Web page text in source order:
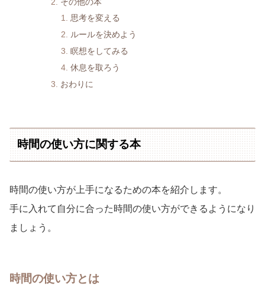
思考を変える
ルールを決めよう
瞑想をしてみる
休息を取ろう
おわりに
時間の使い方に関する本
時間の使い方が上手になるための本を紹介します。
手に入れて自分に合った時間の使い方ができるようになり
ましょう。
時間の使い方とは